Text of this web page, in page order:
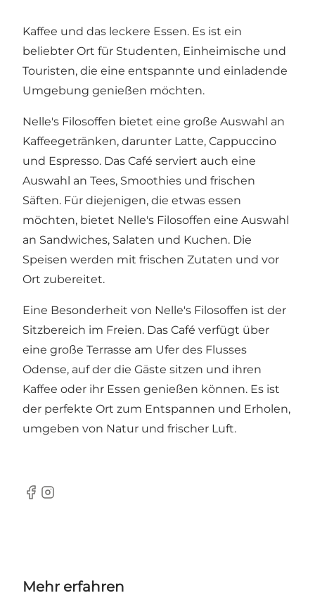
Kaffee und das leckere Essen. Es ist ein
beliebter Ort für Studenten, Einheimische und
Touristen, die eine entspannte und einladende
Umgebung genießen möchten.
Nelle's Filosoffen bietet eine große Auswahl an
Kaffeegetränken, darunter Latte, Cappuccino
und Espresso. Das Café serviert auch eine
Auswahl an Tees, Smoothies und frischen
Säften. Für diejenigen, die etwas essen
möchten, bietet Nelle's Filosoffen eine Auswahl
an Sandwiches, Salaten und Kuchen. Die
Speisen werden mit frischen Zutaten und vor
Ort zubereitet.
Eine Besonderheit von Nelle's Filosoffen ist der
Sitzbereich im Freien. Das Café verfügt über
eine große Terrasse am Ufer des Flusses
Odense, auf der die Gäste sitzen und ihren
Kaffee oder ihr Essen genießen können. Es ist
der perfekte Ort zum Entspannen und Erholen,
umgeben von Natur und frischer Luft.
Facebook
Instagram
Mehr erfahren